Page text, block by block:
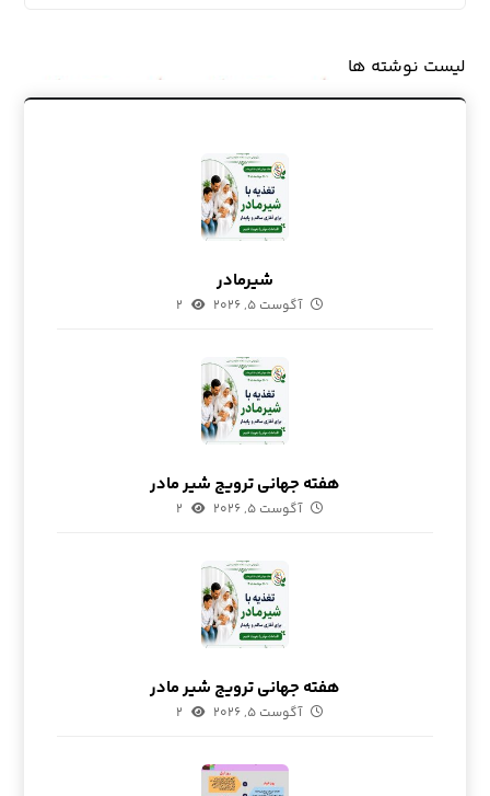
لیست نوشته ها
شیرمادر
آگوست ۵, ۲۰۲۶ ۲
هفته جهانی ترویج شیر مادر
آگوست ۵, ۲۰۲۶ ۲
هفته جهانی ترویج شیر مادر
آگوست ۵, ۲۰۲۶ ۲